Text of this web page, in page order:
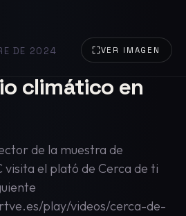
VER IMAGEN
DE 2024
climático en
de la muestra de
el plató de Cerca de ti
play/videos/cerca-de-